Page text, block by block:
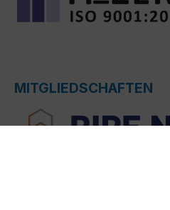
MITGLIEDSCHAFTEN